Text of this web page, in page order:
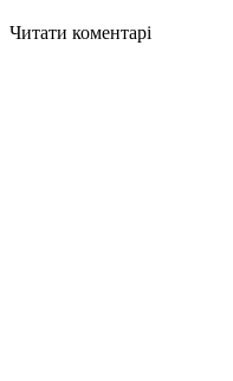
Читати коментарі